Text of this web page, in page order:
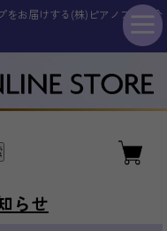
をお届けする(株)ピアノプラザ公
ヤマハ
ランド
トピアノ
レドラ
ース
器
器
ード
用
らせ